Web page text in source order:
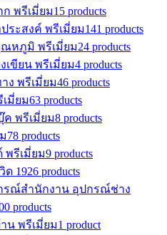
ก พรีเมี่ยม15 products
ประสงค์ พรีเมี่ยม141 products
ณหภูมิ พรีเมี่ยม24 products
เขียน พรีเมี่ยม4 products
ง พรีเมี่ยม46 products
เมี่ยม63 products
ค พรีเมี่ยม8 products
78 products
พรีเมี่ยม9 products
ด 1926 products
รณ์สำนักงาน อุปกรณ์ช่าง
products
น พรีเมี่ยม1 product